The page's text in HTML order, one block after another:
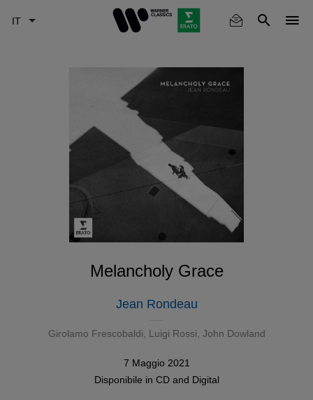
Melancholy Grace
Jean Rondeau
Girolamo Frescobaldi Luigi Rossi John Dowland
7 Maggio 2021
Disponibile in CDand Digital